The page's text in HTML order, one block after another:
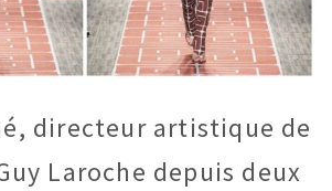
directeur artistique de
Laroche depuis deux